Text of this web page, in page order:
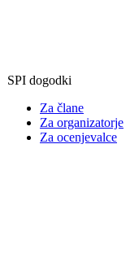
SPI dogodki
Za člane
Za organizatorje
Za ocenjevalce